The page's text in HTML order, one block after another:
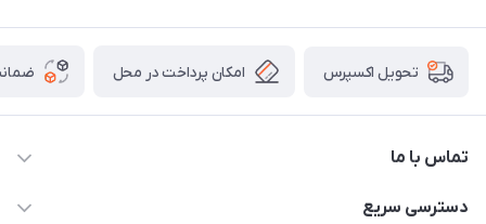
تحویل اکسپرس امکان پرداخت در محل
تماس با ما
09172138137
دسترسی سریع